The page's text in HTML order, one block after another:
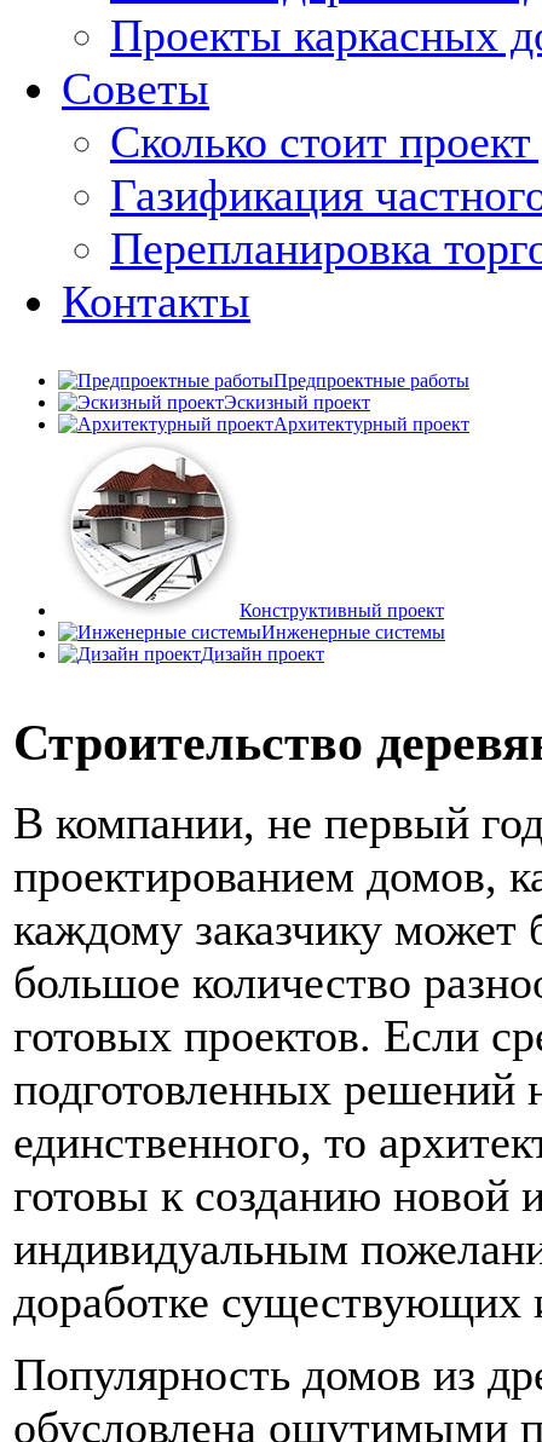
Проекты каркасных
Советы
Сколько стоит
Газификация
Перепланировка
Контакты
Предпроектные работы
Эскизный проект
Архитектурный проект
Конструктивный проект
Инженерные системы
Дизайн проект
Строительство
В компании, не первый
проектированием домов,
каждому заказчику может
большое количество
готовых проектов. Если
подготовленных решений
единственного, то
готовы к созданию новой
индивидуальным
доработке существующих
Популярность домов из
обусловлена ощутимыми